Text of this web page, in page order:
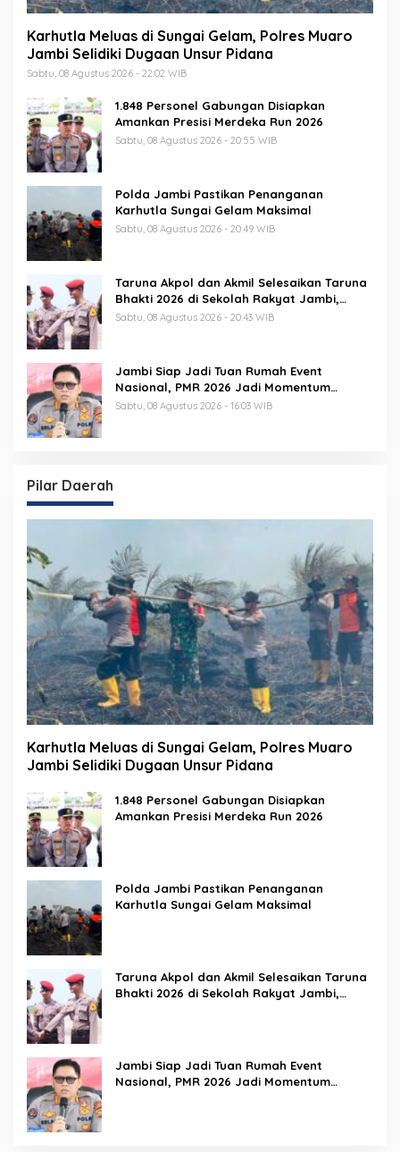
Karhutla Meluas di Sungai Gelam, Polres Muaro
Jambi Selidiki Dugaan Unsur Pidana
Sabtu, 08 Agustus 2026 - 22:02 WIB
1.848 Personel Gabungan Disiapkan
Amankan Presisi Merdeka Run 2026
Sabtu, 08 Agustus 2026 - 20:55 WIB
Polda Jambi Pastikan Penanganan
Karhutla Sungai Gelam Maksimal
Sabtu, 08 Agustus 2026 - 20:49 WIB
Taruna Akpol dan Akmil Selesaikan Taruna
Bhakti 2026 di Sekolah Rakyat Jambi,
Kegiatan Berlangsung Aman dan Lancar
Sabtu, 08 Agustus 2026 - 20:43 WIB
Jambi Siap Jadi Tuan Rumah Event
Nasional, PMR 2026 Jadi Momentum
Pembuktian
Sabtu, 08 Agustus 2026 - 16:03 WIB
Pilar Daerah
Karhutla Meluas di Sungai Gelam, Polres Muaro
Jambi Selidiki Dugaan Unsur Pidana
1.848 Personel Gabungan Disiapkan
Amankan Presisi Merdeka Run 2026
Polda Jambi Pastikan Penanganan
Karhutla Sungai Gelam Maksimal
Taruna Akpol dan Akmil Selesaikan Taruna
Bhakti 2026 di Sekolah Rakyat Jambi,
Jambi Siap Jadi Tuan Rumah Event
Nasional, PMR 2026 Jadi Momentum